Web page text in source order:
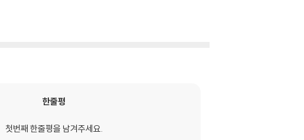
한줄평
첫번째 한줄평을 남겨주세요.